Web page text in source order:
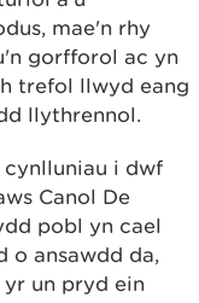
mae'n rhy
gorfforol ac yn
trefol llwyd eang
llythrennol.
i dwf
Canol De
pobl yn cael
o ansawdd da,
un pryd ein